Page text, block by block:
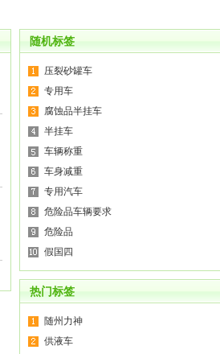
随机标签
压裂砂罐车
专用车
腐蚀品半挂车
半挂车
车辆称重
车身减重
专用汽车
危险品车辆要求
危险品
假国四
热门标签
随州力神
供液车